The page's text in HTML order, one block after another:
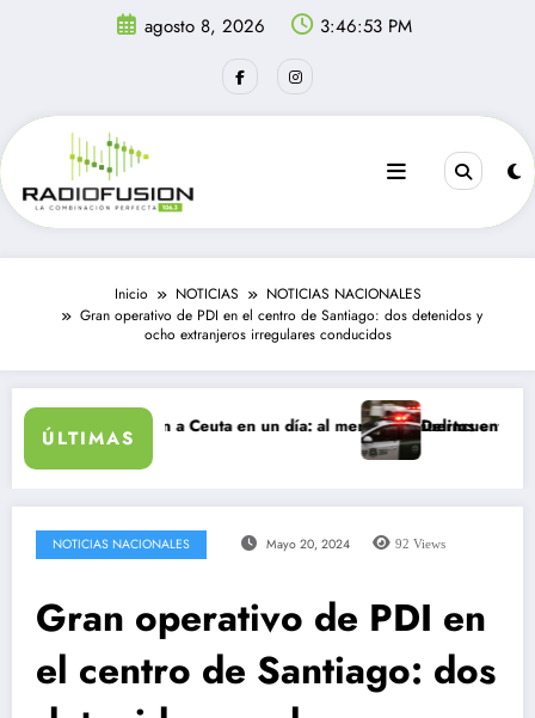
agosto 8, 2026 3:46:53 PM
Inicio NOTICIAS
NOTICIAS NACIONALES
Gran operativo de PDI en el centro de Santiago: dos detenidos y
ocho extranjeros irregulares conducidos
ÚLTIMAS
ingresan a Ceuta en un día: al menos 34 muertos en la crisis.
Delincuentes matan
NOTICIAS NACIONALES Mayo 20, 2024 92 Views
Gran operativo de PDI en
el centro de Santiago: dos